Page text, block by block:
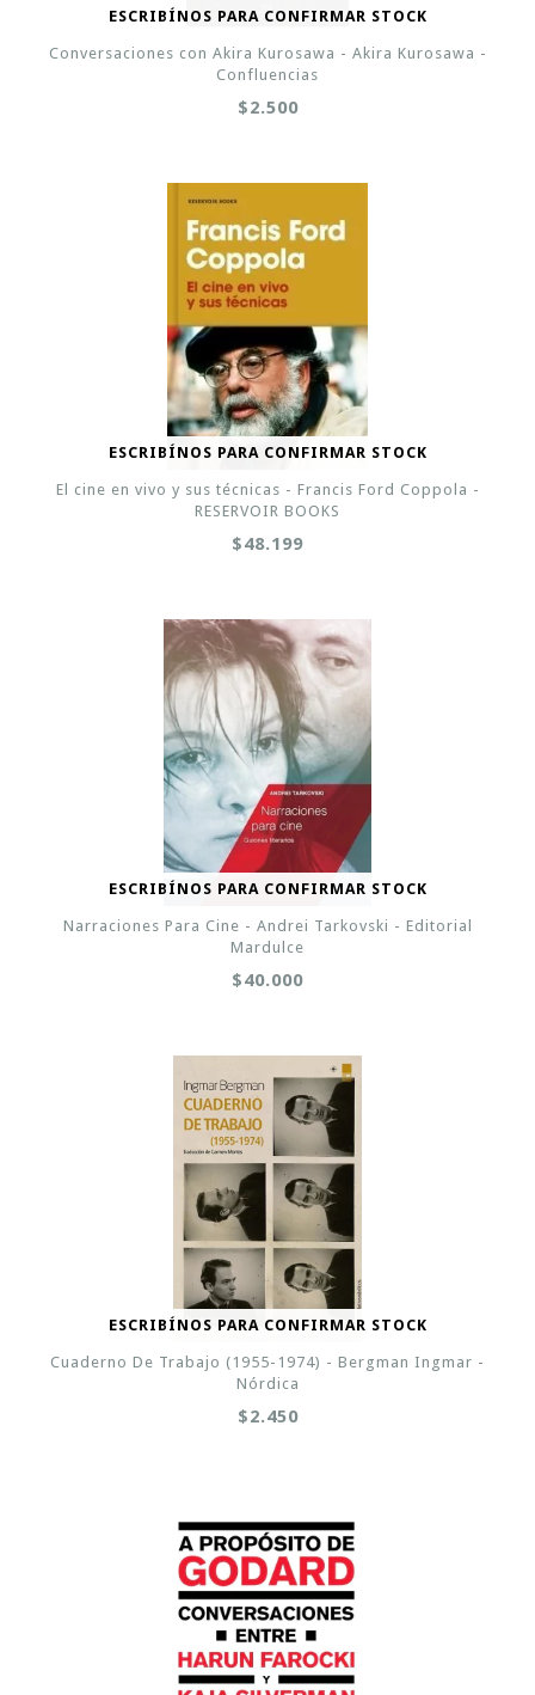
ESCRIBÍNOS PARA CONFIRMAR STOCK
Conversaciones con Akira Kurosawa - Akira Kurosawa -
Confluencias
$2.500
ESCRIBÍNOS PARA CONFIRMAR STOCK
El cine en vivo y sus técnicas - Francis Ford Coppola -
RESERVOIR BOOKS
$48.199
ESCRIBÍNOS PARA CONFIRMAR STOCK
Narraciones Para Cine - Andrei Tarkovski - Editorial
Mardulce
$40.000
ESCRIBÍNOS PARA CONFIRMAR STOCK
Cuaderno De Trabajo (1955-1974) - Bergman Ingmar -
Nórdica
$2.450